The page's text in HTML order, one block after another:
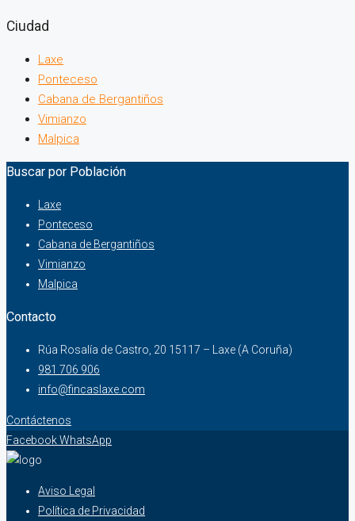
Ciudad
Laxe
Ponteceso
Cabana de Bergantiños
Vimianzo
Malpica
Buscar por Población
Laxe
Ponteceso
Cabana de Bergantiños
Vimianzo
Malpica
Contacto
Rúa Rosalía de Castro, 20 15117 – Laxe (A Coruña)
981 706 906
info@fincaslaxe.com
Contáctenos
FacebookWhatsApp
Aviso Legal
Política de Privacidad